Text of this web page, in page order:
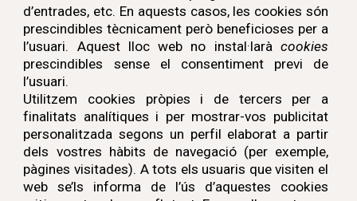
d’entrades, etc. En aquests casos, les cookies són
prescindibles tècnicament però beneficioses per a
l’usuari. Aquest lloc web no instal·larà cookies
prescindibles sense el consentiment previ de
l’usuari.
Utilitzem cookies pròpies i de tercers per a
finalitats analítiques i per mostrar-vos publicitat
personalitzada segons un perfil elaborat a partir
dels vostres hàbits de navegació (per exemple,
pàgines visitades). A tots els usuaris que visiten el
web se’ls informa de l’ús d’aquestes cookies